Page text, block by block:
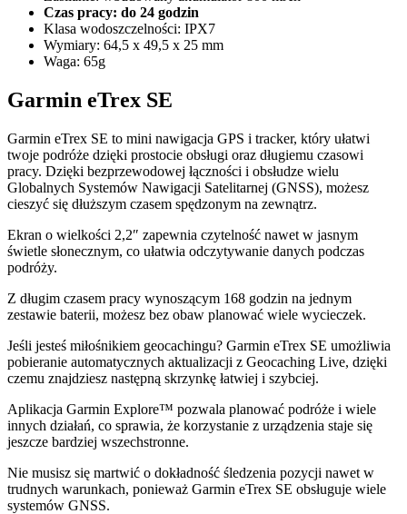
Czas pracy: do 24 godzin
Klasa wodoszczelności: IPX7
Wymiary: 64,5 x 49,5 x 25 mm
Waga: 65g
Garmin eTrex SE
Garmin eTrex SE to mini nawigacja GPS i tracker, który ułatwi
twoje podróże dzięki prostocie obsługi oraz długiemu czasowi
pracy. Dzięki bezprzewodowej łączności i obsłudze wielu
Globalnych Systemów Nawigacji Satelitarnej (GNSS), możesz
cieszyć się dłuższym czasem spędzonym na zewnątrz.
Ekran o wielkości 2,2″ zapewnia czytelność nawet w jasnym
świetle słonecznym, co ułatwia odczytywanie danych podczas
podróży.
Z długim czasem pracy wynoszącym 168 godzin na jednym
zestawie baterii, możesz bez obaw planować wiele wycieczek.
Jeśli jesteś miłośnikiem geocachingu? Garmin eTrex SE umożliwia
pobieranie automatycznych aktualizacji z Geocaching Live, dzięki
czemu znajdziesz następną skrzynkę łatwiej i szybciej.
Aplikacja Garmin Explore™ pozwala planować podróże i wiele
innych działań, co sprawia, że korzystanie z urządzenia staje się
jeszcze bardziej wszechstronne.
Nie musisz się martwić o dokładność śledzenia pozycji nawet w
trudnych warunkach, ponieważ Garmin eTrex SE obsługuje wiele
systemów GNSS.